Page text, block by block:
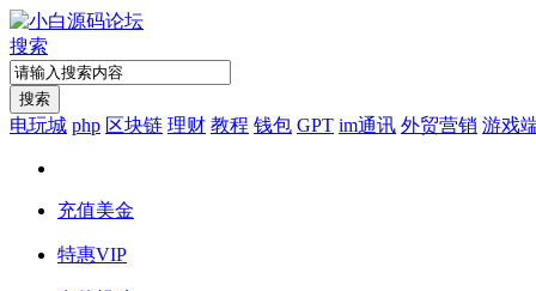
搜索
搜索
电玩城 php 区块链 理财 教程 钱包 GPT im通讯 外贸营销 游戏
充值美金
特惠VIP